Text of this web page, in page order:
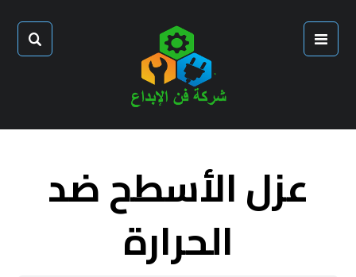
عزل الأسطح ضد
الحرارة